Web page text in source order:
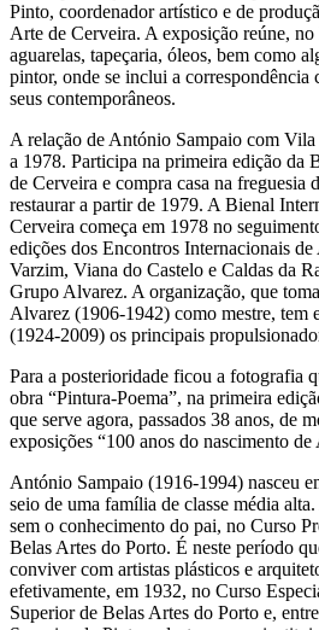
Pinto, coordenador artístico e de
Arte de Cerveira. A exposição reúne,
aguarelas, tapeçaria, óleos, bem como
pintor, onde se inclui a correspondência
seus contemporâneos.
A relação de António Sampaio com
a 1978. Participa na primeira edição da
de Cerveira e compra casa na freguesia
restaurar a partir de 1979. A Bienal
Cerveira começa em 1978 no
edições dos Encontros Internacionais
Varzim, Viana do Castelo e Caldas da
Grupo Alvarez. A organização, que
Alvarez (1906-1942) como mestre, tem
(1924-2009) os principais
Para a posterioridade ficou a fotografia
obra “Pintura-Poema”, na primeira
que serve agora, passados 38 anos, de
exposições “100 anos do nascimento
António Sampaio (1916-1994) nasceu
seio de uma família de classe média
sem o conhecimento do pai, no Curso
Belas Artes do Porto. É neste período
conviver com artistas plásticos e
efetivamente, em 1932, no Curso
Superior de Belas Artes do Porto e,